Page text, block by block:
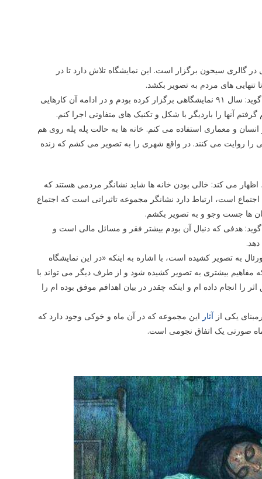
گالری سیحون برگزار است. این نمایشگاه تلاش دارد تا در
تنهایی های مردم به تصویر بکشد.
مهدی دشتی، هنرمند نقاش درباره ایده اصلی نمایشگاه «ماه صورتی» به ایسنا می گوید: سال ۹۱ نمایشگاهی برگزار کرده بودم و در ادامه آن کارهایی
آنها را باردیگر با شکل و تکنیک های متفاوتی اجرا کنم.
انسان و معماری استفاده می کنم. خانه ها به حالت پله پله روی هم
را روایت می کنند. در واقع شهری را به تصویر می کشم که زنده
می کند: خالی بودن خانه ها شاید نشانگر مردمی هستند که
است، ارتباط دارد نشانگر مجموعه تاثیراتی است که اجتماع
ها جست وجو و به تصویر بکشم.
هدفی که دنبال آن بودم بیشتر فقر و مسائل مالی است و
به تصویر کشیده است، با اشاره به اینکه «در این نمایشگاه
بیشتری به تصویر کشیده شود و از طرف دیگر می تواند با
را انجام داده ام و اینکه چقدر در بیان اهدافم موفق بوده ام را
یکی ازآثار این مجموعه که در آن ماه و خوکی وجود دارد که
صورتی یک اتفاق نجومی است.